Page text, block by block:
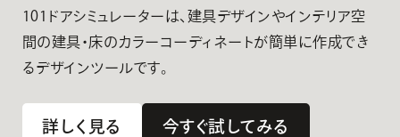
101ドアシミュレーターは、建具デザインやインテリア空
間の建具・床のカラーコーディネートが簡単に作成でき
るデザインツールです。
詳しく見る 今すぐ試してみる